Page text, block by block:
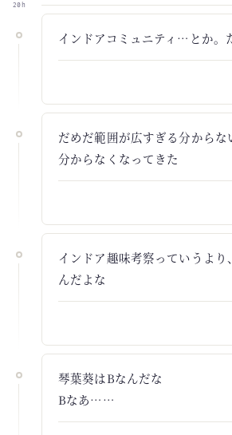
20h
インドアコミュニティ…とか。
だめだ範囲が広すぎる分からな
分からなくなってきた
インドア趣味考察っていうより
んだよな
琴葉葵はBなんだな
Bなあ……